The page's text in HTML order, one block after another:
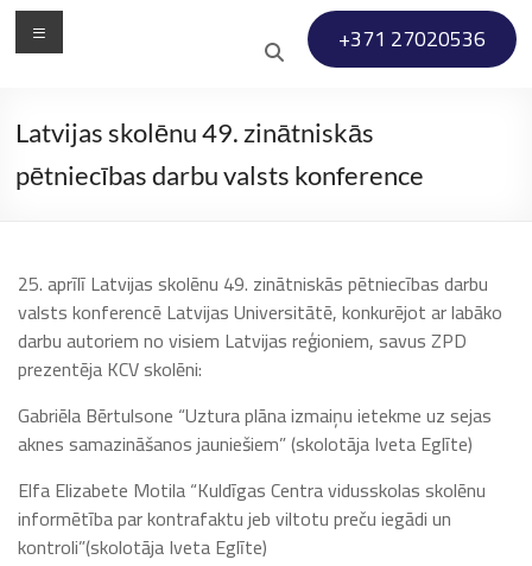
+371 27020536
Menu
Latvijas skolēnu 49. zinātniskās
pētniecības darbu valsts konference
25. aprīlī Latvijas skolēnu 49. zinātniskās pētniecības darbu
valsts konferencē Latvijas Universitātē, konkurējot ar labāko
darbu autoriem no visiem Latvijas reģioniem,savus ZPD
prezentēja KCV skolēni:
Gabriēla Bērtulsone “Uztura plāna izmaiņu ietekme uz sejas
aknes samazināšanos jauniešiem” (skolotāja Iveta Eglīte)
Elfa Elizabete Motila “Kuldīgas Centra vidusskolas skolēnu
informētība par kontrafaktu jeb viltotu preču iegādi un
kontroli”(skolotāja Iveta Eglīte)